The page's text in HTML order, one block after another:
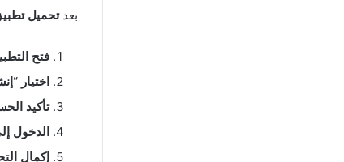
بعدتحميل
فتح
اختيار
تأكيد
الدخول
إكمال